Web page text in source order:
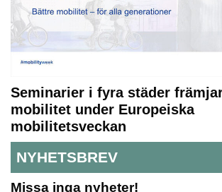
Seminarier i fyra städer
mobilitet under Europeiska
mobilitetsveckan
NYHETSBREV
Missa inga nyheter!